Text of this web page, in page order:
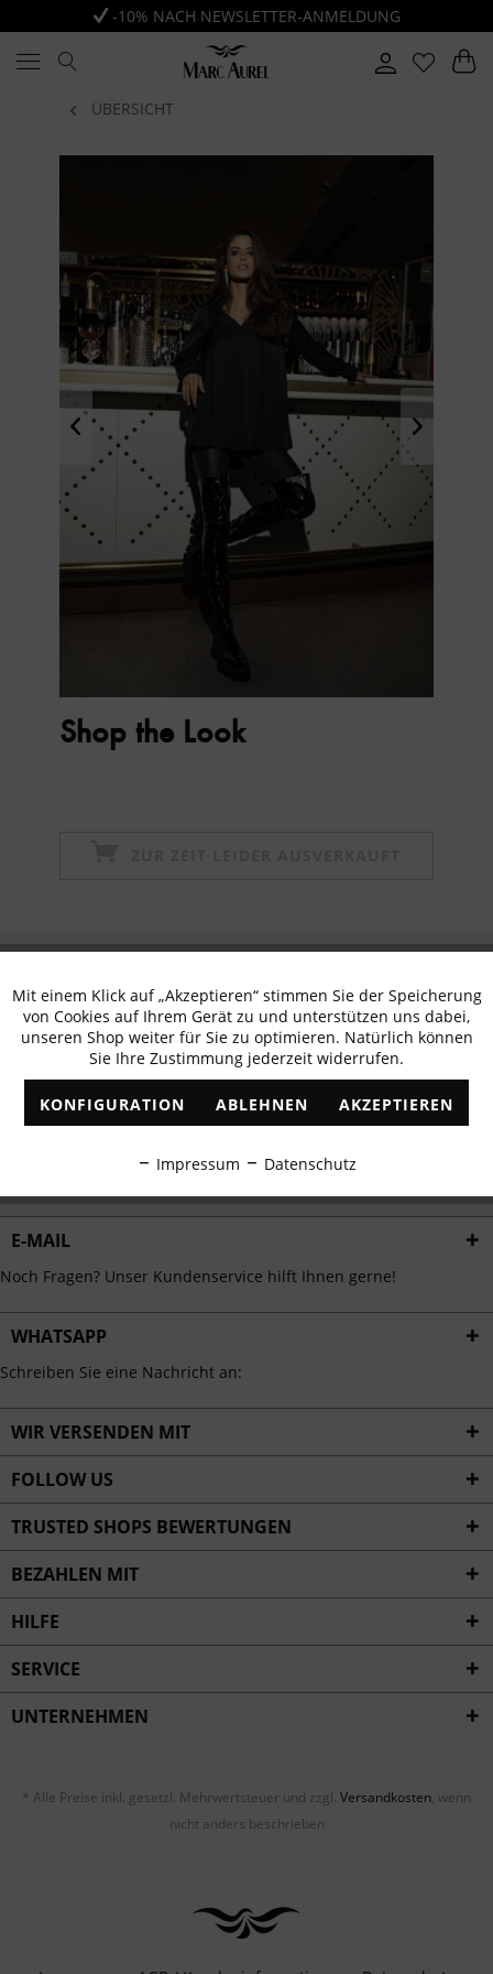
-10% NACH NEWSLETTER-ANMELDUNG
ÜBERSICHT
Shop the Look
erhalten
✓ Exklusive Angebote ✓ Die aktuellsten Trends
E-MAIL
Noch Fragen? Unser Kundenservice hilft Ihnen gerne!
WHATSAPP
Schreiben Sie eine Nachricht an:
WIR VERSENDEN MIT
FOLLOW US
TRUSTED SHOPS BEWERTUNGEN
BEZAHLEN MIT
HILFE
SERVICE
UNTERNEHMEN
* Alle Preise inkl. gesetzl. Mehrwertsteuer und zzgl. Versandkosten, wenn
nicht anders beschrieben
Funktionale Aktiv
Marketing Inaktiv
Tracking Inaktiv
Personalisierung Inaktiv
Service
Mit einem Klick auf „Akzeptieren“ stimmen Sie der Speicherung
von Cookies auf Ihrem Gerät zu und unterstützen uns dabei,
unseren Shop weiter für Sie zu optimieren. Natürlich können
Sie Ihre Zustimmung jederzeit widerrufen.
KONFIGURATION ABLEHNEN AKZEPTIEREN
Impressum Datenschutz